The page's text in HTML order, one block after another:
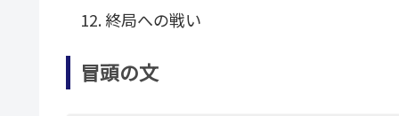
終局への戦い
冒頭の文